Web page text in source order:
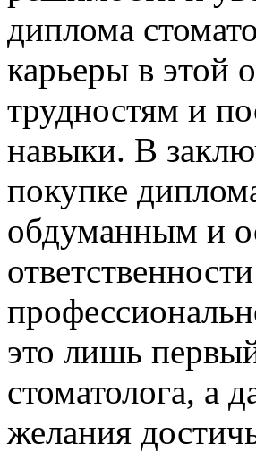
диплома
карьеры в этой
трудностям и
навыки. В
покупке
обдуманным и
это лишь
стоматолога, а
желания